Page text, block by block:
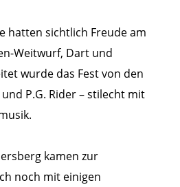
hatten sichtlich Freude am
Weitwurf, Dart und
wurde das Fest von den
P.G. Rider – stilecht mit
kamen zur
noch mit einigen